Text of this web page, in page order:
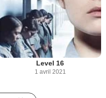
Level 16
1 avril 2021